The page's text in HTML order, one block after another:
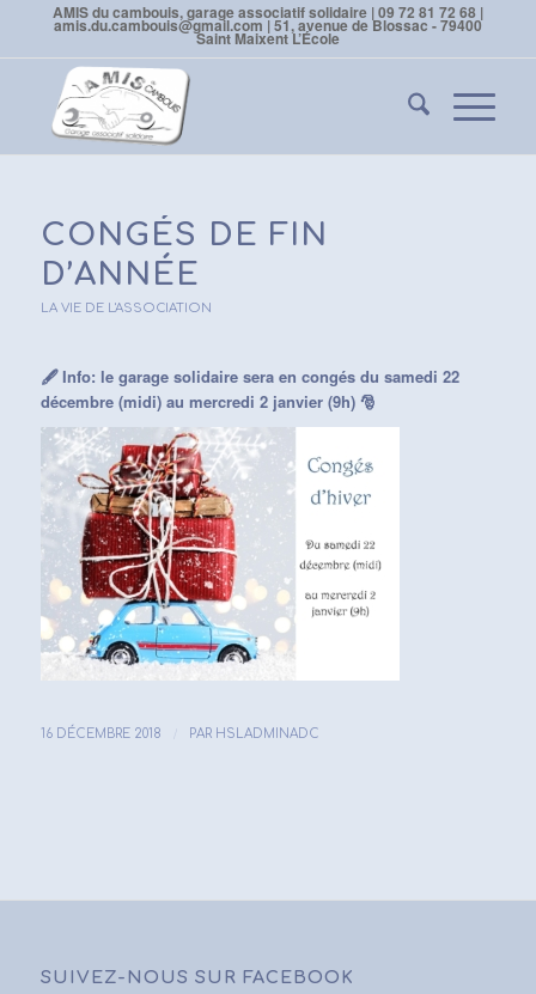
AMIS du cambouis, garage associatif solidaire | 09 72 81 72 68 |
amis.du.cambouis@gmail.com | 51, avenue de Blossac - 79400
Saint Maixent L’École
CONGÉS DE FIN
D’ANNÉE
LA VIE DE L'ASSOCIATION
🖋Info: le garage solidaire sera en congés du samedi 22
décembre (midi) au mercredi 2 janvier (9h) 🎅
16 DÉCEMBRE 2018 PAR HSLADMINADC
SUIVEZ-NOUS SUR FACEBOOK